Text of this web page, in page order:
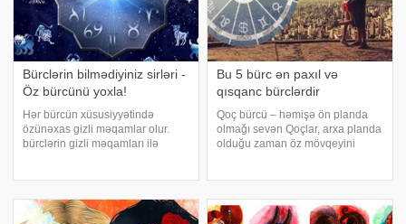
Bürclərin bilmədiyiniz sirləri -
Öz bürcünü yoxla!
Hər bürcün xüsusiyyətində
özünəxas gizli məqamlar olur.
bürclərin gizli məqamları ilə
ətrafdakıları asanlıqla özlərinə
cəlb ed
Bu 5 bürc ən paxıl və
qısqanc bürclərdir
Qoç bürcü – həmişə ön planda
olmağı sevən Qoçlar, arxa planda
olduğu zaman öz mövqeyini
qısqanclıq hissi onu rahat
buraxmır. Qısqanclığ